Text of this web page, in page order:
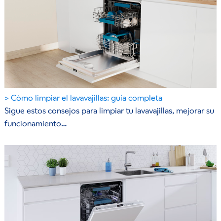
Cómo limpiar el lavavajillas: guía completa
Sigue estos consejos para limpiar tu lavavajillas, mejorar su
funcionamiento…